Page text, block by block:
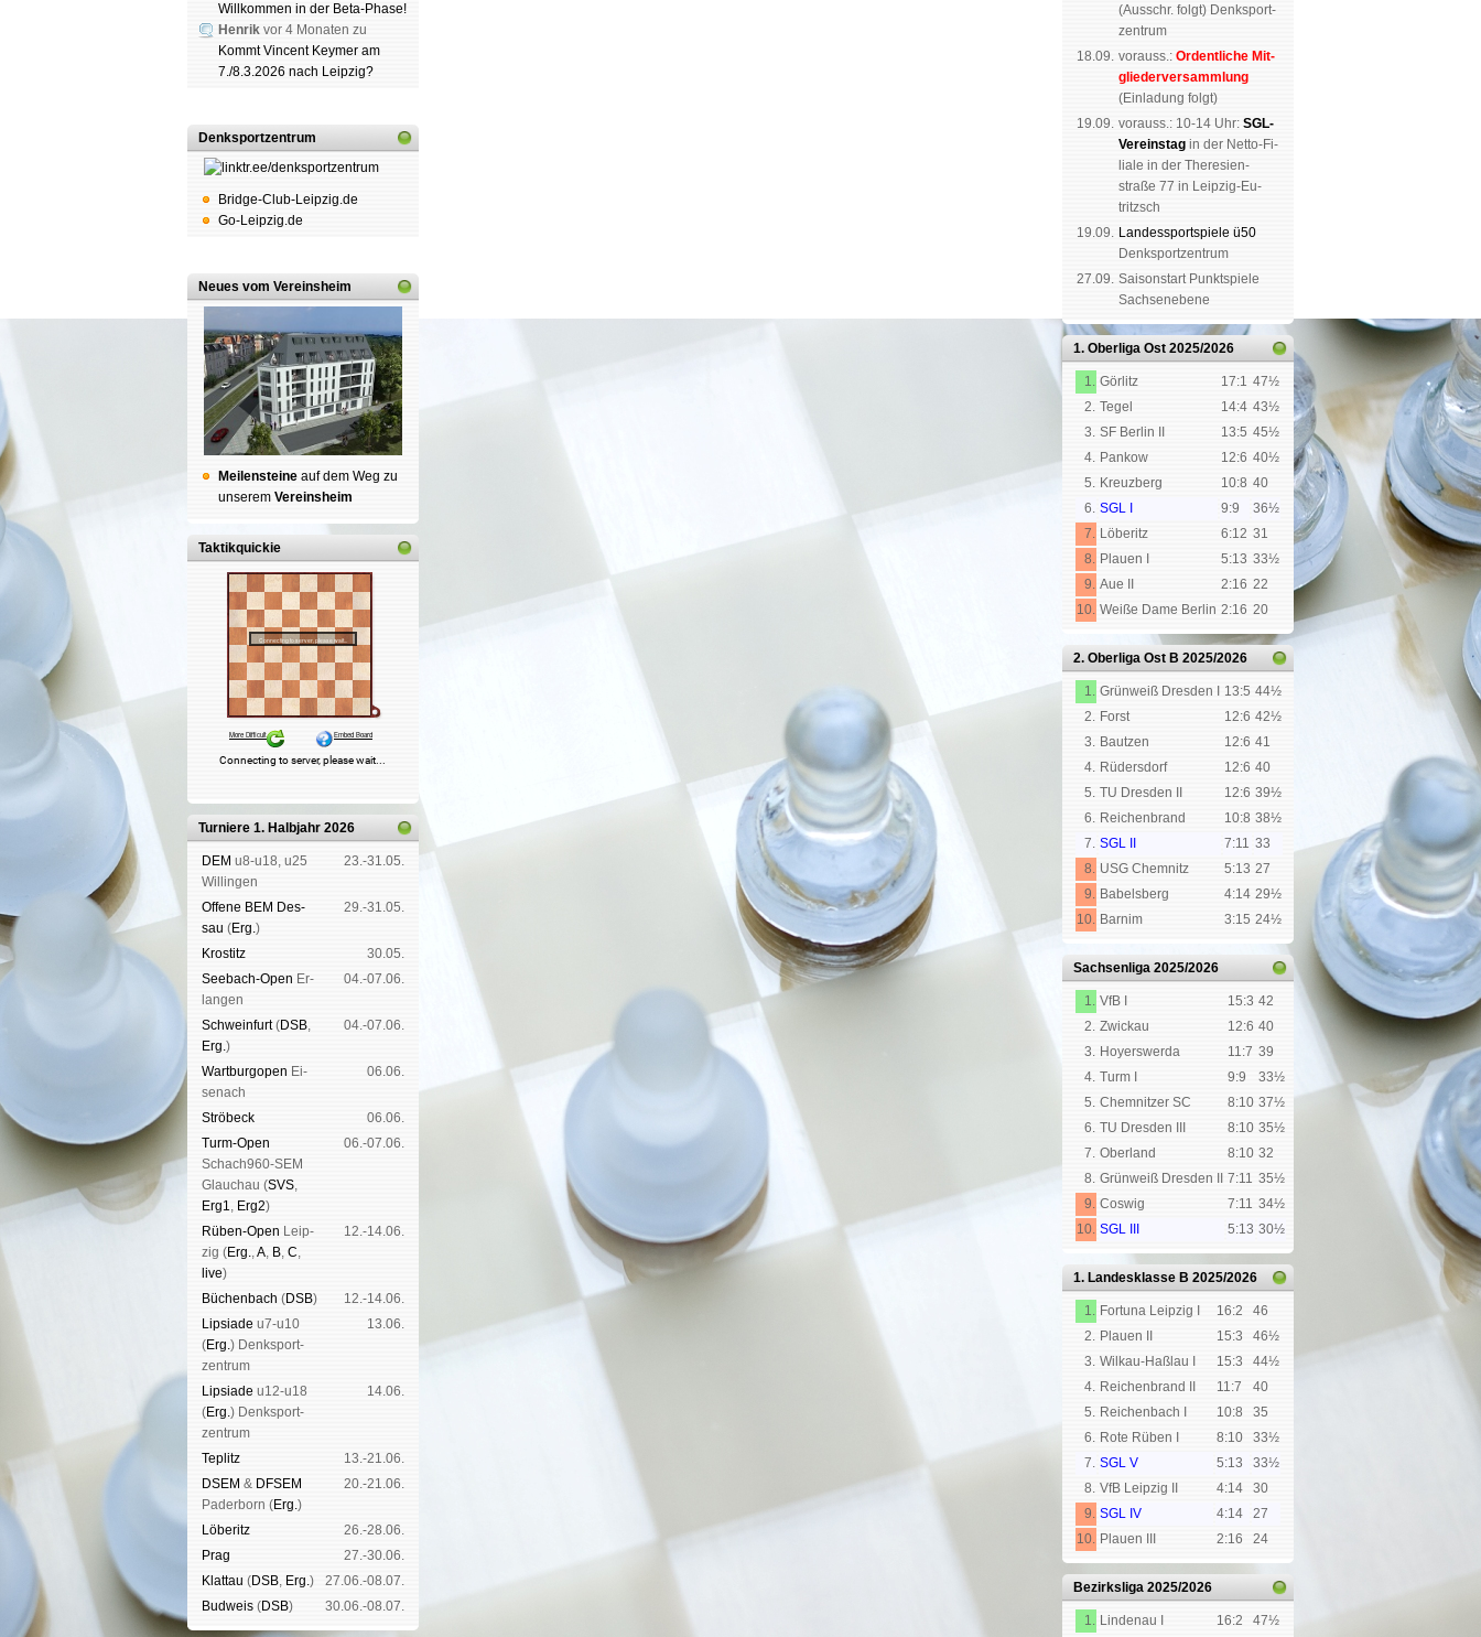
Willkommen in der Beta-Phase!
Henrik vor 4 Monaten zu
Kommt Vincent Keymer am
7./8.3.2026 nach Leipzig?
Denksportzentrum
Bridge-Club-Leipzig.de
Go-Leipzig.de
Neues vom Vereinsheim
Mei­len­stei­ne auf dem Weg zu
un­se­rem Ver­eins­heim
Taktikquickie
Turniere 1. Halbjahr 2026
DEM u8-u18, u25
Wil­lin­gen
23.-31.05.
Offene BEM Des­
sau (Erg.)
29.-31.05.
Kros­titz
30.05.
See­bach-Open Er­
lan­gen
04.-07.06.
Schwein­furt(DSB,
Erg.)
04.-07.06.
Wart­burg­open Ei­
se­nach
06.06.
Strö­beck
06.06.
Turm-Open
Schach960-SEM
Glau­chau (SVS,
Erg1, Erg2)
06.-07.06.
Rüben-Open Leip­
zig (Erg.,A, B, C,
live)
12.-14.06.
Büchen­bach (DSB)
12.-14.06.
Lipsiade u7-u10
(Erg.) Denk­sport­
zen­trum
13.06.
Lipsiade u12-u18
(Erg.) Denk­sport­
zen­trum
14.06.
Tep­litz
13.-21.06.
DSEM & DFSEM
Pader­born (Erg.)
20.-21.06.
Lö­be­ritz
26.-28.06.
Prag
27.-30.06.
Klat­tau (DSB, Erg.)
27.06.-08.07.
Bud­weis (DSB) 30.06.-08.07.
(Aus­schr. folgt) Denk­sport­
zen­trum
18.09. vorauss.: Or­dent­li­che Mit­
glie­der­ver­samm­lung
(Ein­la­dung folgt)
19.09. vor­auss.: 10-14 Uhr: SGL-
Ver­eins­tag in der Netto-Fi­
li­a­le in der The­re­sien­
straße 77 in Leip­zig-Eu­
tritzsch
19.09. Landes­sport­spiele ü50
Denk­sport­zen­trum
27.09. Saison­start Punkt­spiele
Sachsen­ebene
1. Oberliga Ost 2025/2026
1. Görlitz 17:1 47½
2. Tegel 14:4 43½
3. SF Berlin II 13:5 45½
4. Pankow 12:6 40½
5. Kreuzberg 10:8 40
6. SGL I 9:9
36½
7. Löberitz 6:12 31
8. Plauen I 5:13 33½
9. Aue II 2:16 22
10. Weiße Dame Berlin 2:16 20
2. Oberliga Ost B 2025/2026
1. Grünweiß Dresden I 13:5 44½
2. Forst 12:6 42½
3. Bautzen 12:6 41
4. Rüdersdorf 12:6 40
5. TU Dresden II 12:6 39½
6. Reichenbrand 10:8 38½
7. SGL II 7:11 33
8. USG Chemnitz 5:13 27
9. Babelsberg 4:14 29½
10. Barnim 3:15 24½
Sachsenliga 2025/2026
1. VfB I 15:3 42
2. Zwickau 12:6 40
3. Hoyerswerda 11:7 39
4. Turm I 9:9
33½
5. Chemnitzer SC 8:10 37½
6. TU Dresden III 8:10 35½
7. Oberland 8:10 32
8. Grünweiß Dresden II 7:11 35½
9. Coswig 7:11 34½
10. SGL III 5:13 30½
1. Landesklasse B 2025/2026
1. Fortuna Leipzig I 16:2
46
2. Plauen II 15:3
46½
3. Wilkau-Haßlau I 15:3
44½
4. Reichenbrand II 11:7
40
5. Reichenbach I 10:8
35
6. Rote Rüben I 8:10
33½
7. SGL V 5:13
33½
8. VfB Leipzig II 4:14
30
9. SGL IV 4:14
27
10. Plauen III 2:16 24
Bezirksliga 2025/2026
1. Lindenau I 16:2
47½